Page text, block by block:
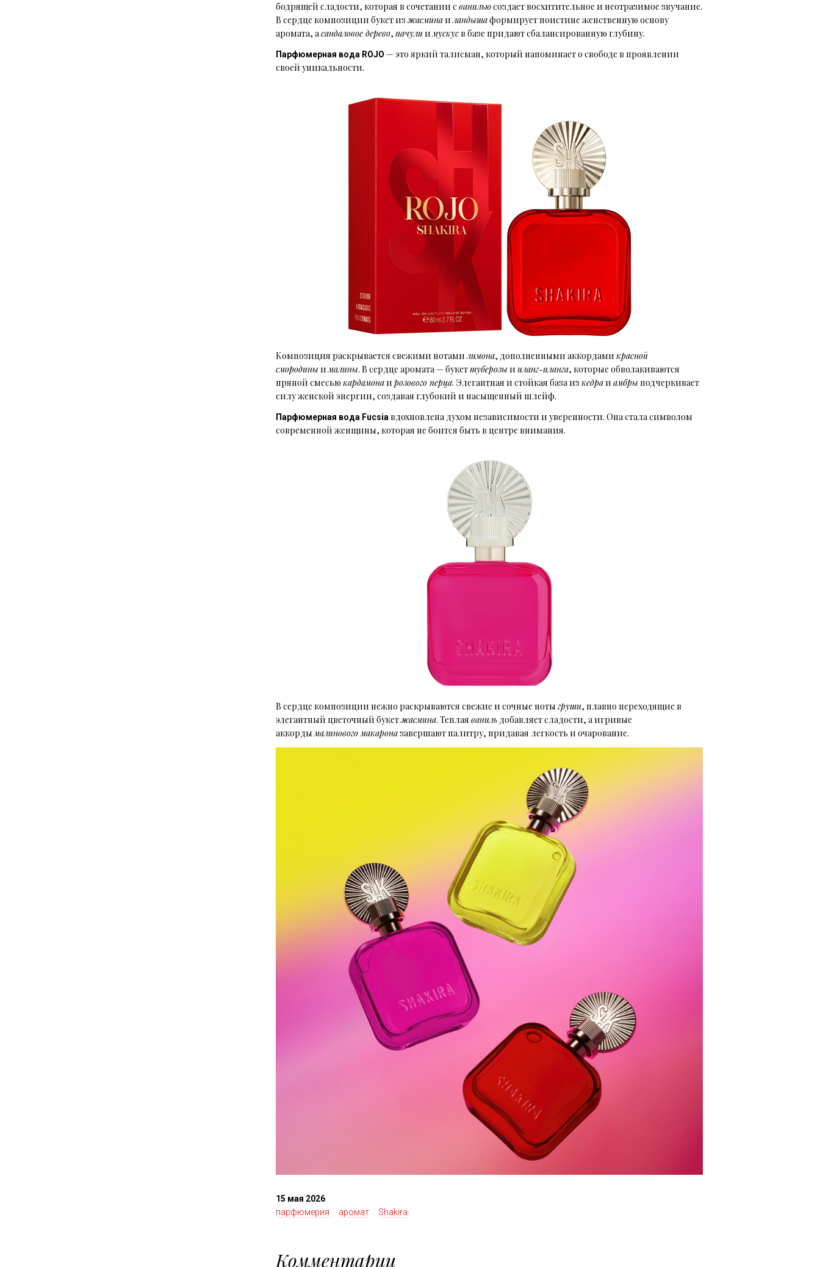
бодрящей сладости, которая в сочетании с ванильюсоздает восхитительное и неотразимое звучание.
В сердце композиции букет изжасминаиландышаформирует поистине женственную основу
аромата, асандаловое дерево, пачулиимускусв базе придают сбалансированную глубину.
Парфюмерная вода ROJO — это яркий талисман, который напоминает о свободе в проявлении
своей уникальности.
Композиция раскрывается свежими нотамилимона, дополненными аккордами красной
смородины ималины. В сердце аромата — букеттуберозы и иланг-иланга, которые обволакиваются
пряной смесью кардамонаи розового перца. Элегантная и стойкая база из кедраи амбры подчеркивает
силу женской энергии, создавая глубокий и насыщенный шлейф.
Парфюмерная вода Fucsia вдохновлена духом независимости и уверенности. Она стала символом
современной женщины, которая не боится быть в центре внимания.
В сердце композиции нежно раскрываются свежие и сочные ноты груши, плавно переходящие в
элегантный цветочный букетжасмина. Теплая ваниль добавляет сладости, а игривые
аккордымалинового макароназавершают палитру, придавая легкость и очарование.
15 мая 2026
парфюмерия
аромат Shakira
Комментарии